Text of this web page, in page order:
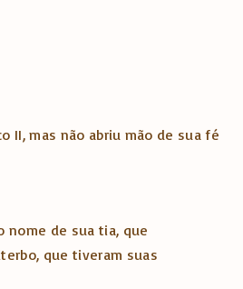
II, mas não abriu mão de sua fé
nome de sua tia, que
que tiveram suas